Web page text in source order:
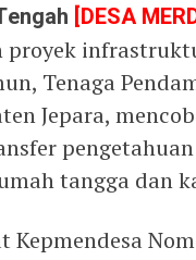
[DESA
proyek
Tenaga
Jepara,
tangga dan
Kepmendesa